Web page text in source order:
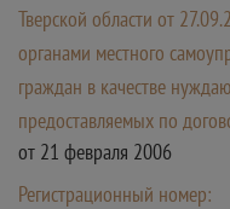
Тверской области от
органами местного
граждан в качестве
предоставляемых по
от 21 февраля 2006
Регистрационный номер: